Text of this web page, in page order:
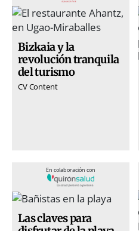
Bizkaia y la
revolución tranquila
del turismo
CV Content
En colaboración con
Las claves para